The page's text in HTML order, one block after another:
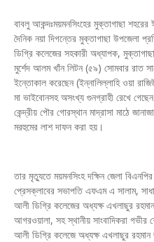
বাবলু আকন্দঃময়মনসিংহের মুক্তাগাছা শহরের
দৈনিক নয়া দিগন্তের মুক্তাগাছা উপজেলা
ডিগ্রি কলেজের সহকারী অধ্যাপক,
মুর্শেদ আলম খাঁন লিটন (৫৯) সোমবার রাত
ইন্তোকাল করেছেন (ইন্নালিল্লাহি ওয়া
মা ভাইবোনসহ অসংখ্য গুনগ্রাহী রেখে
কেন্দ্রীয় পৌর গোরস্থান মাদ্রাসা মাঠে
মরহুমের লাশ দাফন করা হয়।
তার মৃত্যুতে ময়মনসিংহ দক্ষিন জেলা
প্রেসক্লাবের সভাপতি এফএম এ সালাম,
আলী ডিগ্রি কলেজের অধ্যক্ষ এখলাছুর
আগরওয়ালা, সহ স্থানীয় সাংবাদিকরা
আলী ডিগ্রি কলেজে অধ্যক্ষ এখলাছুর রহমান